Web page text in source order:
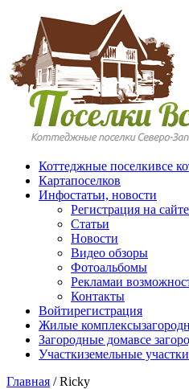
Перейти к основному
Коттеджные поселкивсе
Картапоселков
Инфостатьи, новости
Регистрация на сайте
Статьи
Новости
Видео обзоры
Фотоальбомы
Рекламаи
Контакты
Войтирегистрация
Жилые комплексы
Загородные домавсе
Участкиземельные участки
Главная /Ricky